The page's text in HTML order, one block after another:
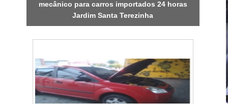
mecânico para carros importados 24 horas
Jardim Santa Terezinha